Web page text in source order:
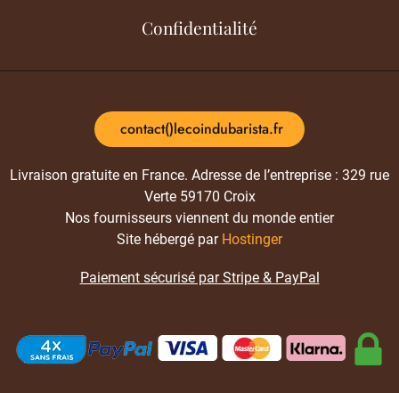
Confidentialité
contact()lecoindubarista.fr
Livraison gratuite en France. Adresse de l’entreprise : 329 rue
Verte 59170 Croix
Nos fournisseurs viennent du monde entier
Site hébergé par Hostinger
Paiement sécurisé par Stripe & PayPal